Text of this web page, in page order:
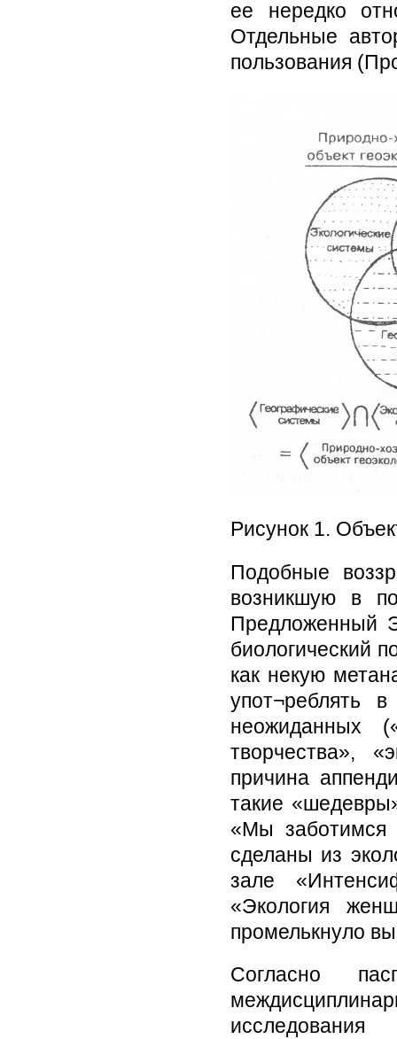
ее нередко
Отдельные
пользования
Рисунок 1.
Подобные
возникшую в
Предложенный
биологический
как некую
упот¬реблять
неожиданных
творчества»,
причина
такие
«Мы заботимся
сделаны из
зале
«Экология
промелькнуло
Согласно